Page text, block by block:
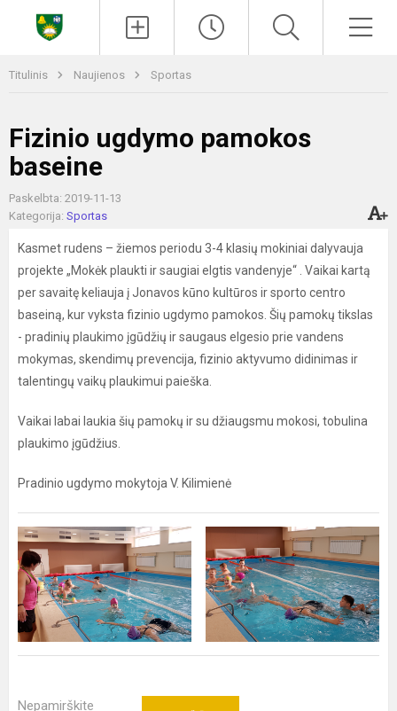
Titulinis Naujienos Sportas
Fizinio ugdymo pamokos
baseine
Paskelbta: 2019-11-13
Kategorija: Sportas
Kasmet rudens – žiemos periodu 3-4 klasių mokiniai dalyvauja
projekte „Mokėk plaukti ir saugiai elgtis vandenyje“ . Vaikai kartą
per savaitę keliauja į Jonavos kūno kultūros ir sporto centro
baseiną, kur vyksta fizinio ugdymo pamokos. Šių pamokų tikslas
- pradinių plaukimo įgūdžių ir saugaus elgesio prie vandens
mokymas, skendimų prevencija, fizinio aktyvumo didinimas ir
talentingų vaikų plaukimui paieška.
Vaikai labai laukia šių pamokų ir su džiaugsmu mokosi, tobulina
plaukimo įgūdžius.
Pradinio ugdymo mokytoja V. Kilimienė
Nepamirškite